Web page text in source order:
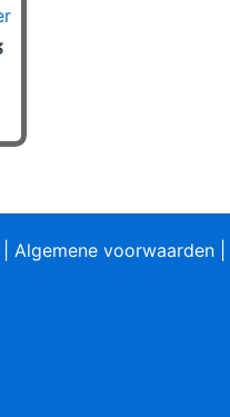
Algemene voorwaarden